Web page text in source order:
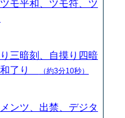
モ平和、ツモ符、ツ
三暗刻、自摸り四暗
和了り
（約3分10秒）
ンツ、出禁、デジタ